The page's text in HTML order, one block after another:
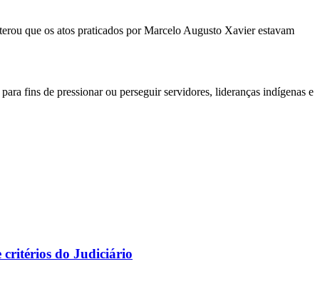
que os atos praticados por Marcelo Augusto Xavier estavam
fins de pressionar ou perseguir servidores, lideranças indígenas e
critérios do Judiciário